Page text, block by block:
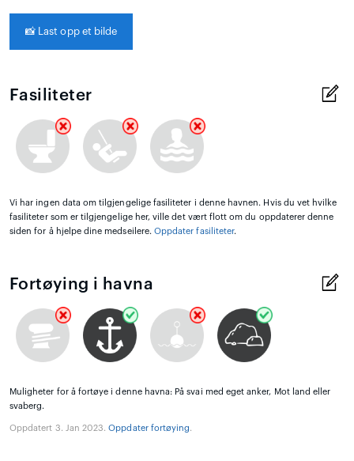
📸 Last opp et bilde
Fasiliteter
Vi har ingen data om tilgjengelige fasiliteter i denne havnen. Hvis du vet hvilke
fasiliteter som er tilgjengelige her, ville det vært flott om du oppdaterer denne
siden for å hjelpe dine medseilere. Oppdater fasiliteter.
Fortøying i havna
Muligheter for å fortøye i denne havna: På svai med eget anker, Mot land eller
svaberg.
Oppdatert 3. Jan 2023.Oppdater fortøying.